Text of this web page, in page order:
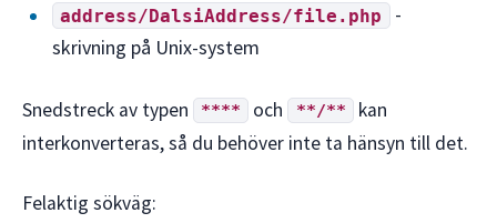
address/DalsiAddress/file.php
-
skrivning på Unix-system
Snedstreck av typen **** och **/**
kan
interkonverteras, så du behöver inte ta hänsyn till det.
Felaktig sökväg: